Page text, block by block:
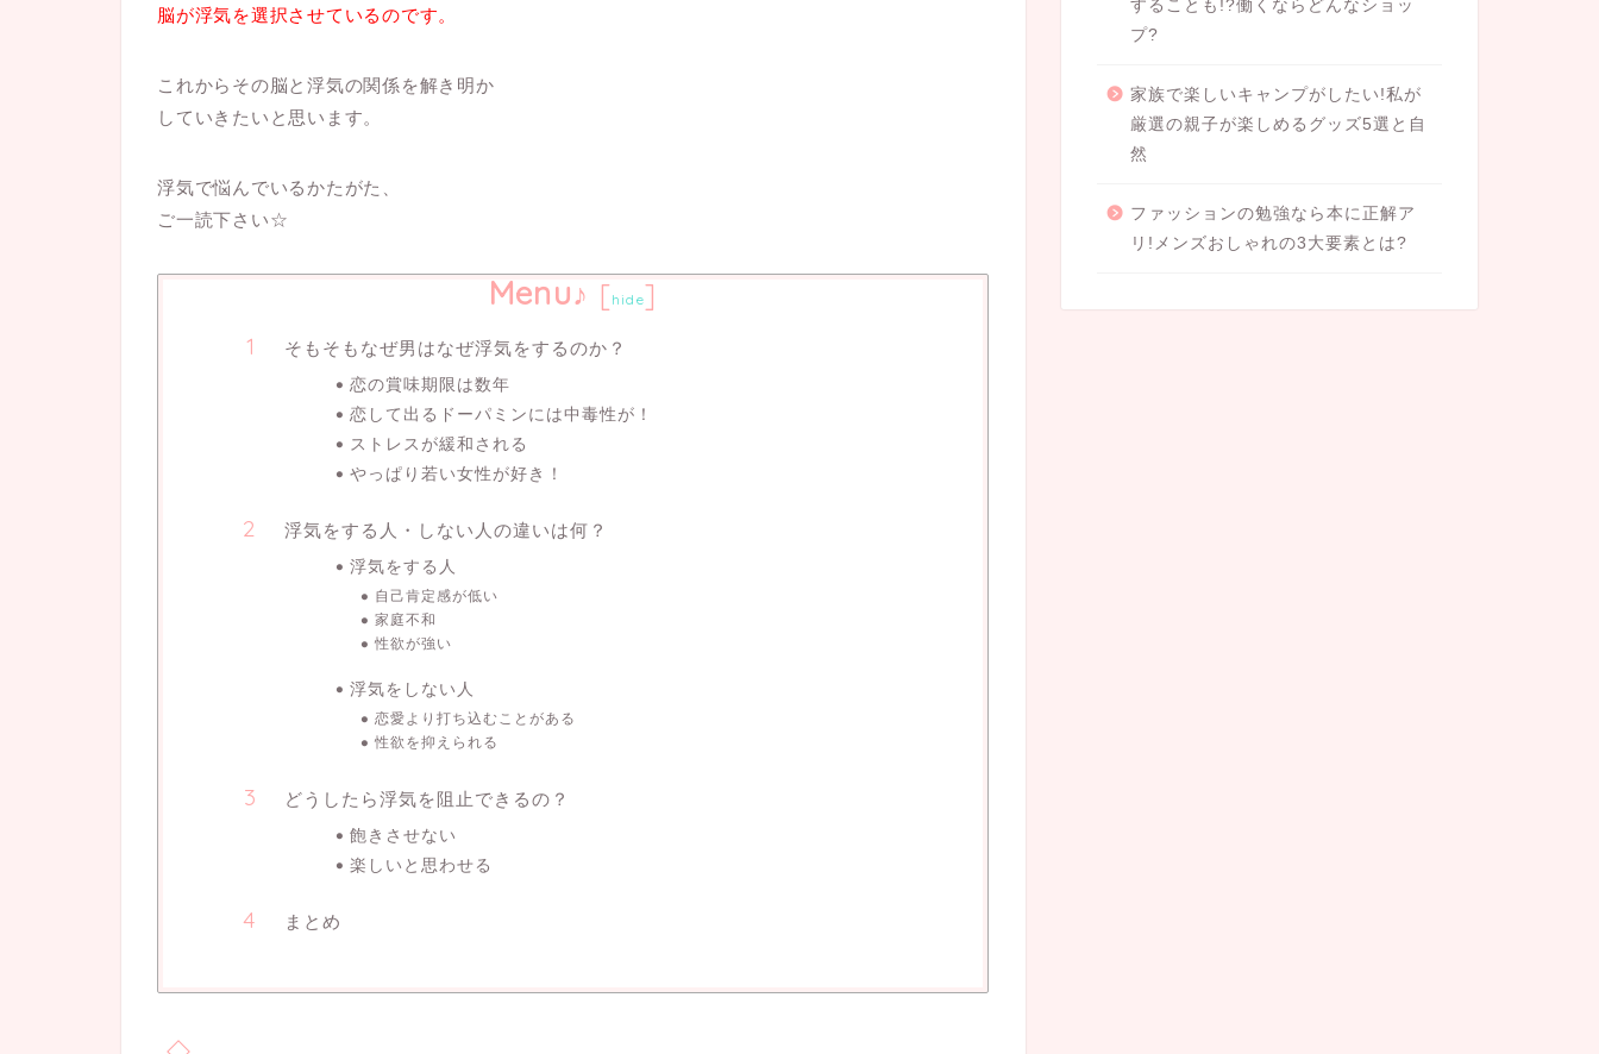
脳が浮気を選択させているのです。
これからその脳と浮気の関係を解き明か
していきたいと思います。
浮気で悩んでいるかたがた、
ご一読下さい☆
Menu♪ [hide]
そもそもなぜ男はなぜ浮気をするのか？
恋の賞味期限は数年
恋して出るドーパミンには中毒性が！
ストレスが緩和される
やっぱり若い女性が好き！
浮気をする人・しない人の違いは何？
浮気をする人
自己肯定感が低い
家庭不和
性欲が強い
浮気をしない人
恋愛より打ち込むことがある
性欲を抑えられる
どうしたら浮気を阻止できるの？
飽きさせない
楽しいと思わせる
まとめ
することも!?働くならどんなショッ
プ?
家族で楽しいキャンプがしたい!私が
厳選の親子が楽しめるグッズ5選と自
然
ファッションの勉強なら本に正解ア
リ!メンズおしゃれの3大要素とは?